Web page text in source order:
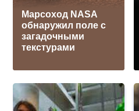
Марсоход NASA
обнаружил поле с
загадочными
текстурами